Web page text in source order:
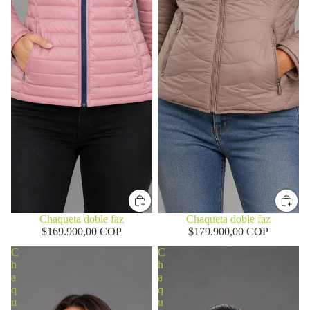
Chaqueta doble faz
$169.900,00 COP
Chaqueta doble faz
$179.900,00 COP
C
h
a
q
u
C
h
a
q
u